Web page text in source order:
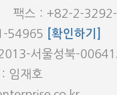
팩스 : +82-2-
54965
[확인하기]
서울성북-
임재호